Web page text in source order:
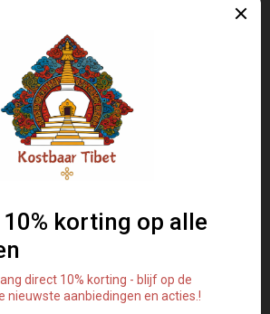
andere dingen kunt
concentreren.
met conflicten om te gaan en
problemen met creatieve
oplossingen te benaderen.
Helpt u nieuwe bezigheden aan
De chakra's verbonden
stuitchakra en helpt bij de